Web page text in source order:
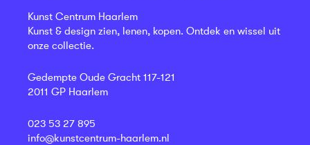
Kunst Centrum Haarlem
Kunst & design zien, lenen, kopen. Ontdek en wissel uit
onze collectie.
Gedempte Oude Gracht 117-121
2011 GP Haarlem
023 53 27 895
info@kunstcentrum-haarlem.nl